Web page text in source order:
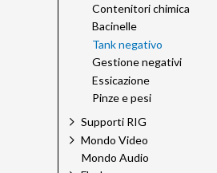
Contenitori chimica
Bacinelle
Tank negativo
Gestione negativi
Essicazione
Pinze e pesi
Supporti RIG
Mondo Video
Mondo Audio